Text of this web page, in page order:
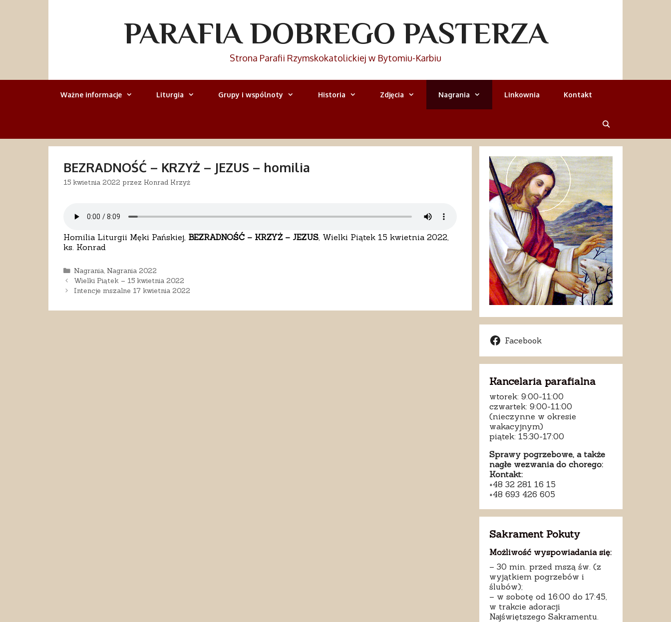
PARAFIA DOBREGO PASTERZA
Strona Parafii Rzymskokatolickiej w Bytomiu-Karbiu
Ważne informacje Liturgia Grupy i wspólnoty Historia Zdjęcia Nagrania Linkownia Kontakt
BEZRADNOŚĆ – KRZYŻ – JEZUS – homilia
15 kwietnia 2022 przez Konrad Krzyż
Homilia Liturgii Męki Pańskiej, BEZRADNOŚĆ – KRZYŻ – JEZUS , Wielki Piątek 15 kwietnia 2022,
ks. Konrad
Kategorie
Nagrania,Nagrania 2022
Wielki Piątek – 15 kwietnia 2022
Intencje mszalne 17 kwietnia 2022
Facebook
Kancelaria parafialna
wtorek: 9:00-11:00
czwartek: 9:00-11:00
(nieczynne w okresie
wakacyjnym)
piątek: 15:30-17:00
Sprawy pogrzebowe, a także
nagłe wezwania do chorego:
Kontakt:
+48 32 281 16 15
+48 693 426 605
Sakrament Pokuty
Możliwość wyspowiadania się:
– 30 min. przed mszą św. (z
wyjątkiem pogrzebów i
ślubów);
– w sobotę od 16:00 do 17:45,
w trakcie adoracji
Najświętszego Sakramentu.